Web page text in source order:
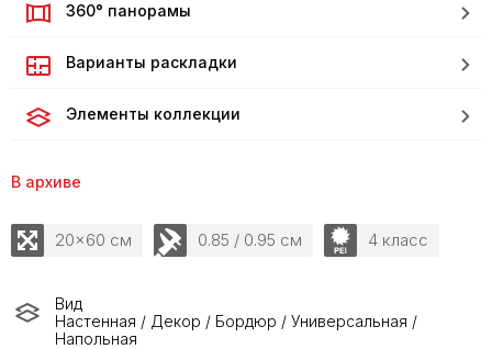
360° панорамы
Варианты раскладки
Элементы коллекции
В архиве
20x60 см 0.85 / 0.95 см 4 класс
Вид
Настенная / Декор / Бордюр / Универсальная /
Напольная